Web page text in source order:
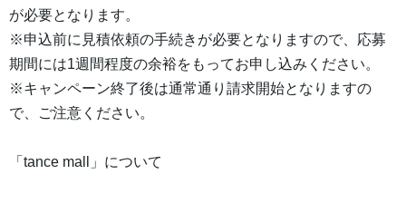
が必要となります。
※申込前に見積依頼の手続きが必要となりますので、応募
期間には1週間程度の余裕をもってお申し込みください。
※キャンペーン終了後は通常通り請求開始となりますの
で、ご注意ください。
「tance mall」について